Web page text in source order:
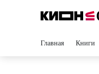
Главная Книги